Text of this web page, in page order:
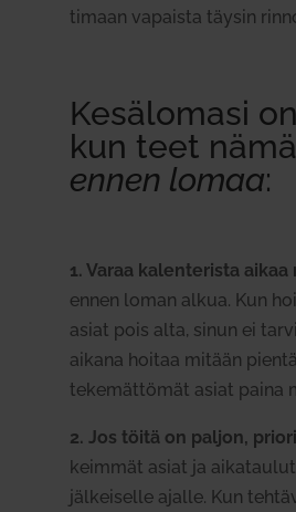
timaan vapaista täysin
Kesä­lomasi
kun teet
ennen lomaa:
1. Varaa kalen­te­rista
ennen loman alkua. Kun
asiat pois alta, sinun ei
aikana hoitaa mitään
teke­mät­tömät asiat paina
2. Jos töitä on paljon,
keimmät asiat ja
jäl­kei­selle ajalle. Kun